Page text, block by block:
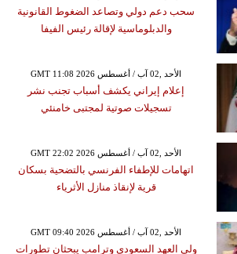
سحب دعم دولي وتصاعد الضغوط القانونية
والدبلوماسية لإقالة رئيس الفيفا
GMT 11:08 2026 الأحد ,02 آب / أغسطس
إعلام إيراني يكشف أسباب تجنب نشر
تسجيلات صوتية لمجتبى خامنئي
GMT 22:02 2026 الأحد ,02 آب / أغسطس
اتهامات للإطفاء الفرنسي بالتضحية بسكان
قرية لإنقاذ منازل الأثرياء
GMT 09:40 2026 الأحد ,02 آب / أغسطس
ولي العهد السعودي وترامب يبحثان تطورات